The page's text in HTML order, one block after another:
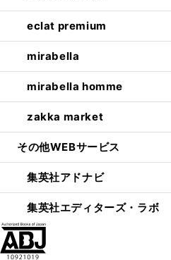
eclat premium
mirabella
mirabella homme
zakka market
その他WEBサービス
集英社アドナビ
集英社エディターズ・ラボ